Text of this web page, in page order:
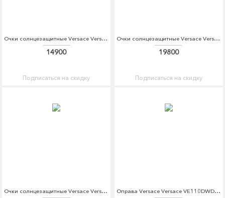
Очки солнцезащитные Versace Versace VE110DWDBDS3
14900
Подписаться на скидку
Очки солнцезащитные Versace Versace VE110DWDBDU1
19800
Подписаться на скидку
Очки солнцезащитные Versace Versace VE110DWDBDU4 Оправа Versace Versace VE110DWDBED5